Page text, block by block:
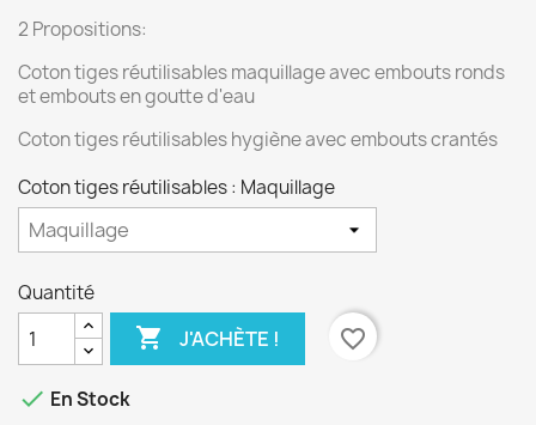
2 Propositions:
Coton tiges réutilisables maquillage avec embouts ronds
et embouts en goutte d'eau
Coton tiges réutilisables hygiène avec embouts crantés
Coton tiges réutilisables : Maquillage
Quantité
 J'ACHÈTE ! favorite_border
 En Stock